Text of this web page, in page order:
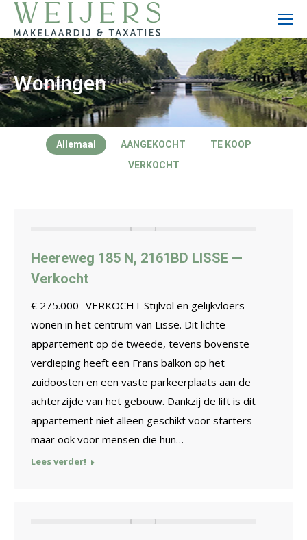
Woningen
Allemaal AANGEKOCHT
TE KOOP
VERKOCHT
Heereweg 185 N, 2161BD LISSE —
Verkocht
€ 275.000 -VERKOCHT Stijlvol en gelijkvloers
wonen in het centrum van Lisse. Dit lichte
appartement op de tweede, tevens bovenste
verdieping heeft een Frans balkon op het
zuidoosten en een vaste parkeerplaats aan de
achterzijde van het gebouw. Dankzij de lift is dit
appartement niet alleen geschikt voor starters
maar ook voor mensen die hun…
Lees verder!